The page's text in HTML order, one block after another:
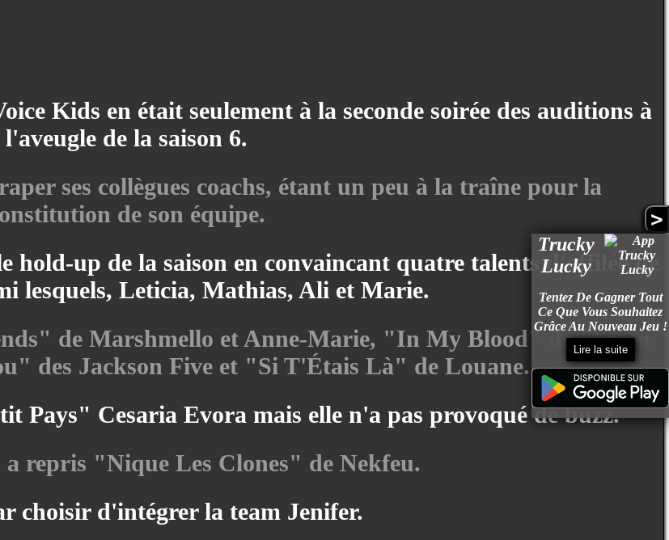
>
Trucky
Lucky
Tentez De Gagner Tout
Ce Que Vous Souhaitez
Grâce Au Nouveau Jeu !
Lire la suite
Kids en était seulement à la seconde soirée des auditions à
l'aveugle de la saison 6.
ses collègues coachs, étant un peu à la traîne pour la
de son équipe.
hold-up de la saison en convaincant quatre talents d'affilée de
lesquels, Leticia, Mathias, Ali et Marie.
de Marshmello et Anne-Marie, "In My Blood" de Shawn
des Jackson Five et "Si T'Étais Là" de Louane.
Pays" Cesaria Evora mais elle n'a pas provoqué de buzz.
a repris "Nique Les Clones" de Nekfeu.
choisir d'intégrer la team Jenifer.